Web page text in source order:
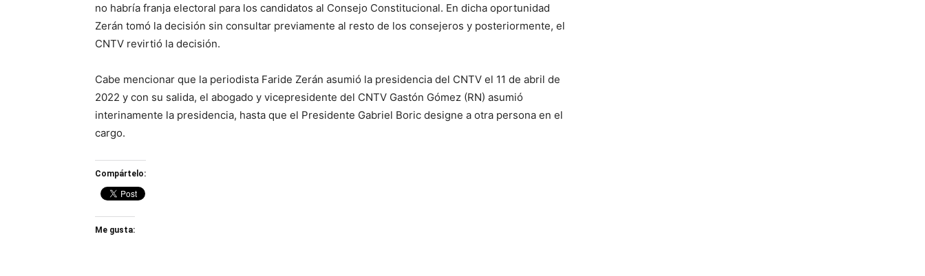
no habría franja electoral para los candidatos al Consejo Constitucional. En dicha oportunidad
Zerán tomó la decisión sin consultar previamente al resto de los consejeros y posteriormente, el
CNTV revirtió la decisión.
Cabe mencionar que la periodista Faride Zerán asumió la presidencia del CNTV el 11 de abril de
2022 y con su salida, el abogado y vicepresidente del CNTV Gastón Gómez (RN) asumió
interinamente la presidencia, hasta que el Presidente Gabriel Boric designe a otra persona en el
cargo.
Compártelo:
Me gusta: